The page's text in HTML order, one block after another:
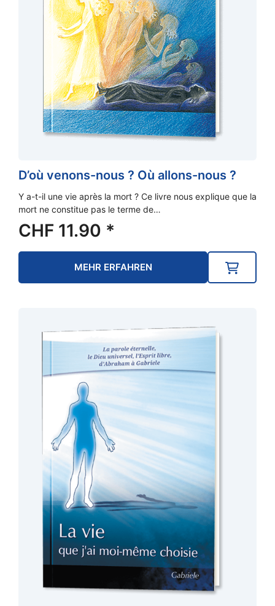
D’où venons-nous ? Où allons-nous ?
Y a-t-il une vie après la mort ? Ce livre nous explique que la
mort ne constitue pas le terme de…
CHF 11.90 *
MEHR ERFAHREN